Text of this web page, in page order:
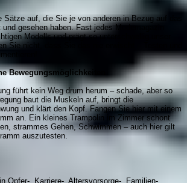
Sätze auf, die Sie je von anderen in Bezug auf das
gesehen haben. Fast jedes Modemagazin
Modells und prägt so unterschwellig unser
Sie nicht, dass Sie das nie erwischt – Testen und
Bewegungsmöglichkeiten
führt kein Weg drum herum – schade, aber so
baut die Muskeln auf, bringt die
und klärt den Kopf. Fangen Sie hier mit einem
an. Ein kleines Trampolin im Zimmer schont
strammes Gehen, Schwimmen – auch hier gilt
auszutesten.
Opfer-, Karriere-, Altersvorsorge-, Familien-,